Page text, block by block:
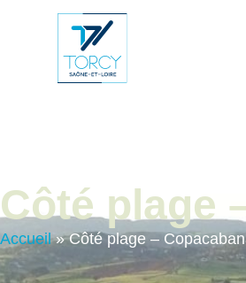
Côté plage
Accueil»Côté plage –